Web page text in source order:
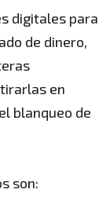
digitales para
de dinero,
en
blanqueo de
son: